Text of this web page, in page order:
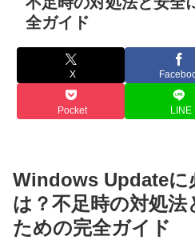
全ガイド
X
Pocket LINE
Windows Updateに
は？不足時の対処法
ための完全ガイド